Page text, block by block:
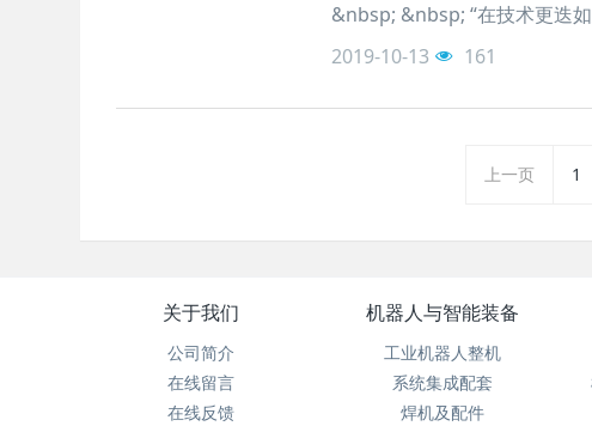
&nbsp; &nbsp; “在技术更迭
2019-10-13
161
上一页 1
关于我们
公司简介
在线留言
在线反馈
机器人与智能装备
工业机器人整机
系统集成配套
焊机及配件